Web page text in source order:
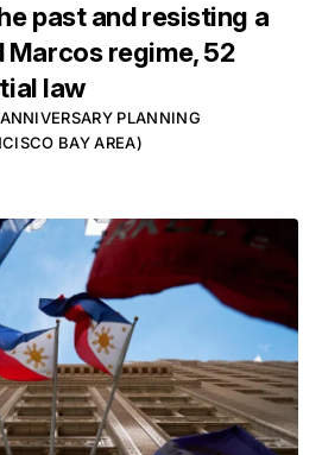
past and resisting a
Marcos regime, 52
law
PLANNING
BAY AREA)